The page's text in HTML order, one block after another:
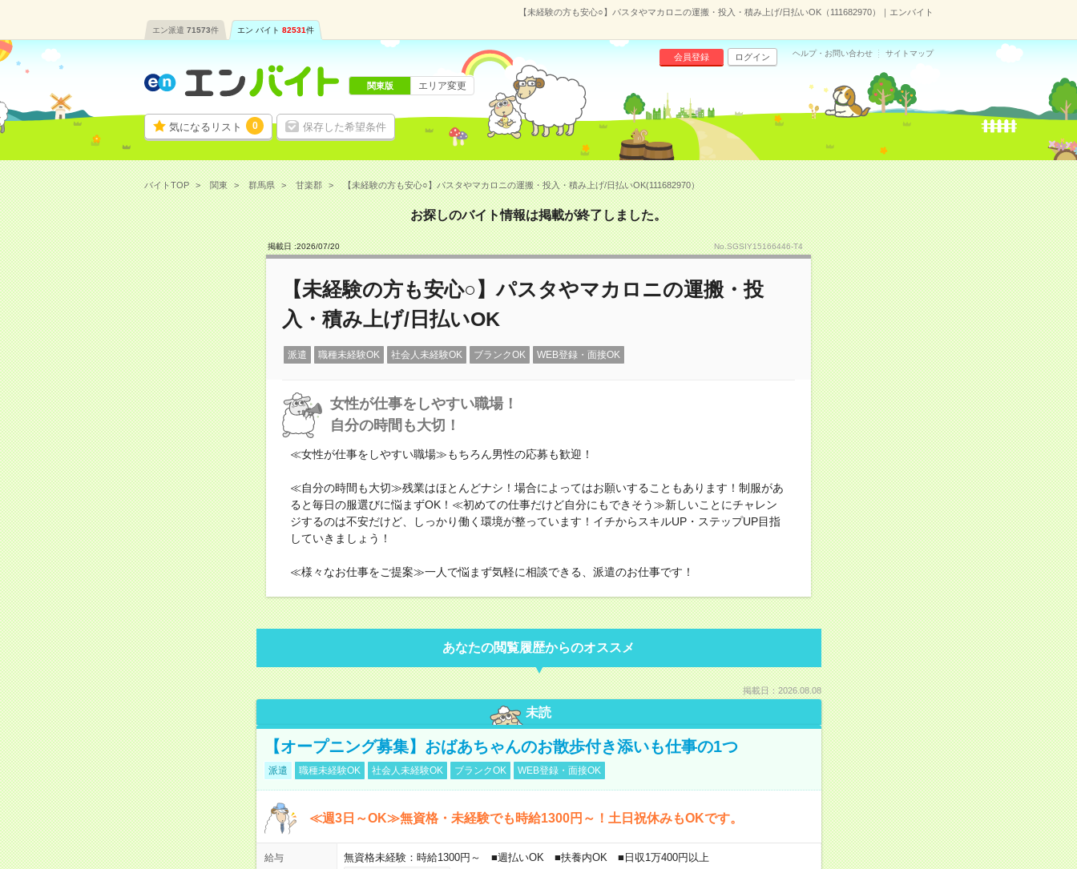
【未経験の方も安心○】パスタやマカロニの運搬・投入・積み上げ/日払いOK（111682970）｜エンバイト
エン派遣 71573件 エン バイト 82531件
気になるリスト 0 保存した希望条件
会員登録 ログイン ヘルプ・お問い合わせ サイトマップ
関東版 エリア変更
バイトTOP 関東 群馬県 甘楽郡 【未経験の方も安心○】パスタやマカロニの運搬・投入・積み上げ/日払いOK(111682970）
お探しのバイト情報は掲載が終了しました。
掲載日 :2026/07/20 No.SGSIY15166446-T4
【未経験の方も安心○】パスタやマカロニの運搬・投
入・積み上げ/日払いOK
派遣 職種未経験OK 社会人未経験OK ブランクOK WEB登録・面接OK
女性が仕事をしやすい職場！
自分の時間も大切！
≪女性が仕事をしやすい職場≫もちろん男性の応募も歓迎！
≪自分の時間も大切≫残業はほとんどナシ！場合によってはお願いすることもあります！制服があ
ると毎日の服選びに悩まずOK！≪初めての仕事だけど自分にもできそう≫新しいことにチャレン
ジするのは不安だけど、しっかり働く環境が整っています！イチからスキルUP・ステップUP目指
していきましょう！
≪様々なお仕事をご提案≫一人で悩まず気軽に相談できる、派遣のお仕事です！
あなたの閲覧履歴からのオススメ
掲載日：2026.08.08
未読
【オープニング募集】おばあちゃんのお散歩付き添いも仕事の1つ
派遣 職種未経験OK 社会人未経験OK ブランクOK WEB登録・面接OK
≪週3日～OK≫無資格・未経験でも時給1300円～！土日祝休みもOKです。
給与 無資格未経験：時給1300円～ ■週払いOK ■扶養内OK ■日収1万400円以上